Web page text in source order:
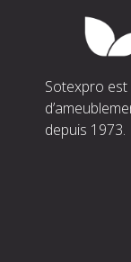
Sotexpro
depuis 1973.